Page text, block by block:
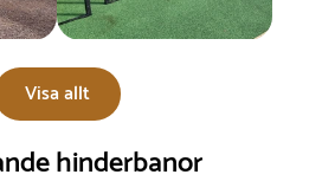
Visa allt
hinderbanor